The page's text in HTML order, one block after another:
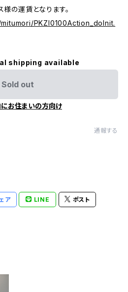
の運賃となります。
PKZI0100Action_doInit.
shipping available
Sold out
お住まいの方向け
通報する
ア LINE ポスト